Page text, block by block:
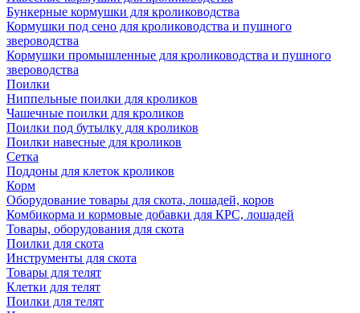
Бункерные кормушки для кролиководства
Кормушки под сено для кролиководства и пушного
звероводства
Кормушки промышленные для кролиководства и пушного
звероводства
Поилки
Ниппельные поилки для кроликов
Чашечные поилки для кроликов
Поилки под бутылку для кроликов
Поилки навесные для кроликов
Сетка
Поддоны для клеток кроликов
Корм
Оборудование товары для скота, лошадей, коров
Комбикорма и кормовые добавки для КРС, лошадей
Товары, оборудования для скота
Поилки для скота
Инструменты для скота
Товары для телят
Клетки для телят
Поилки для телят